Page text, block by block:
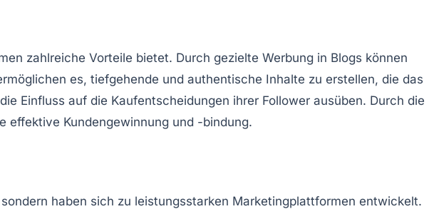
zahlreiche Vorteile bietet. Durch gezielte Werbung in Blogs können
es, tiefgehende und authentische Inhalte zu erstellen, die das
Einfluss auf die Kaufentscheidungen ihrer Follower ausüben. Durch die
effektive Kundengewinnung und -bindung.
haben sich zu leistungsstarken Marketingplattformen entwickelt.